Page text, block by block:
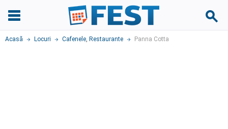
Acasă Locuri Cafenele, Restaurante Panna Cotta